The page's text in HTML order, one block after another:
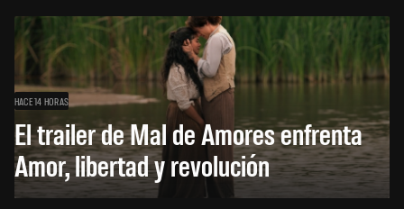
HACE 14 HORAS
El trailer de Mal de Amores enfrenta
Amor, libertad y revolución